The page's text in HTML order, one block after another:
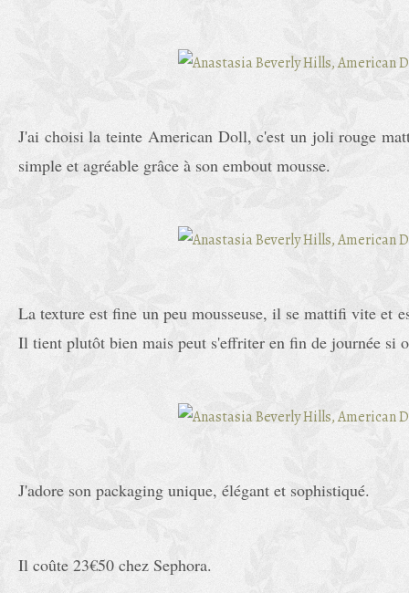
J'ai choisi la teinte American Doll, c'est un joli rouge
simple et agréable grâce à son embout mousse.
La texture est fine un peu mousseuse, il se mattifi vite et
Il tient plutôt bien mais peut s'effriter en fin de journée si
J'adore son packaging unique, élégant et sophistiqué.
Il coûte 23€50 chez Sephora.